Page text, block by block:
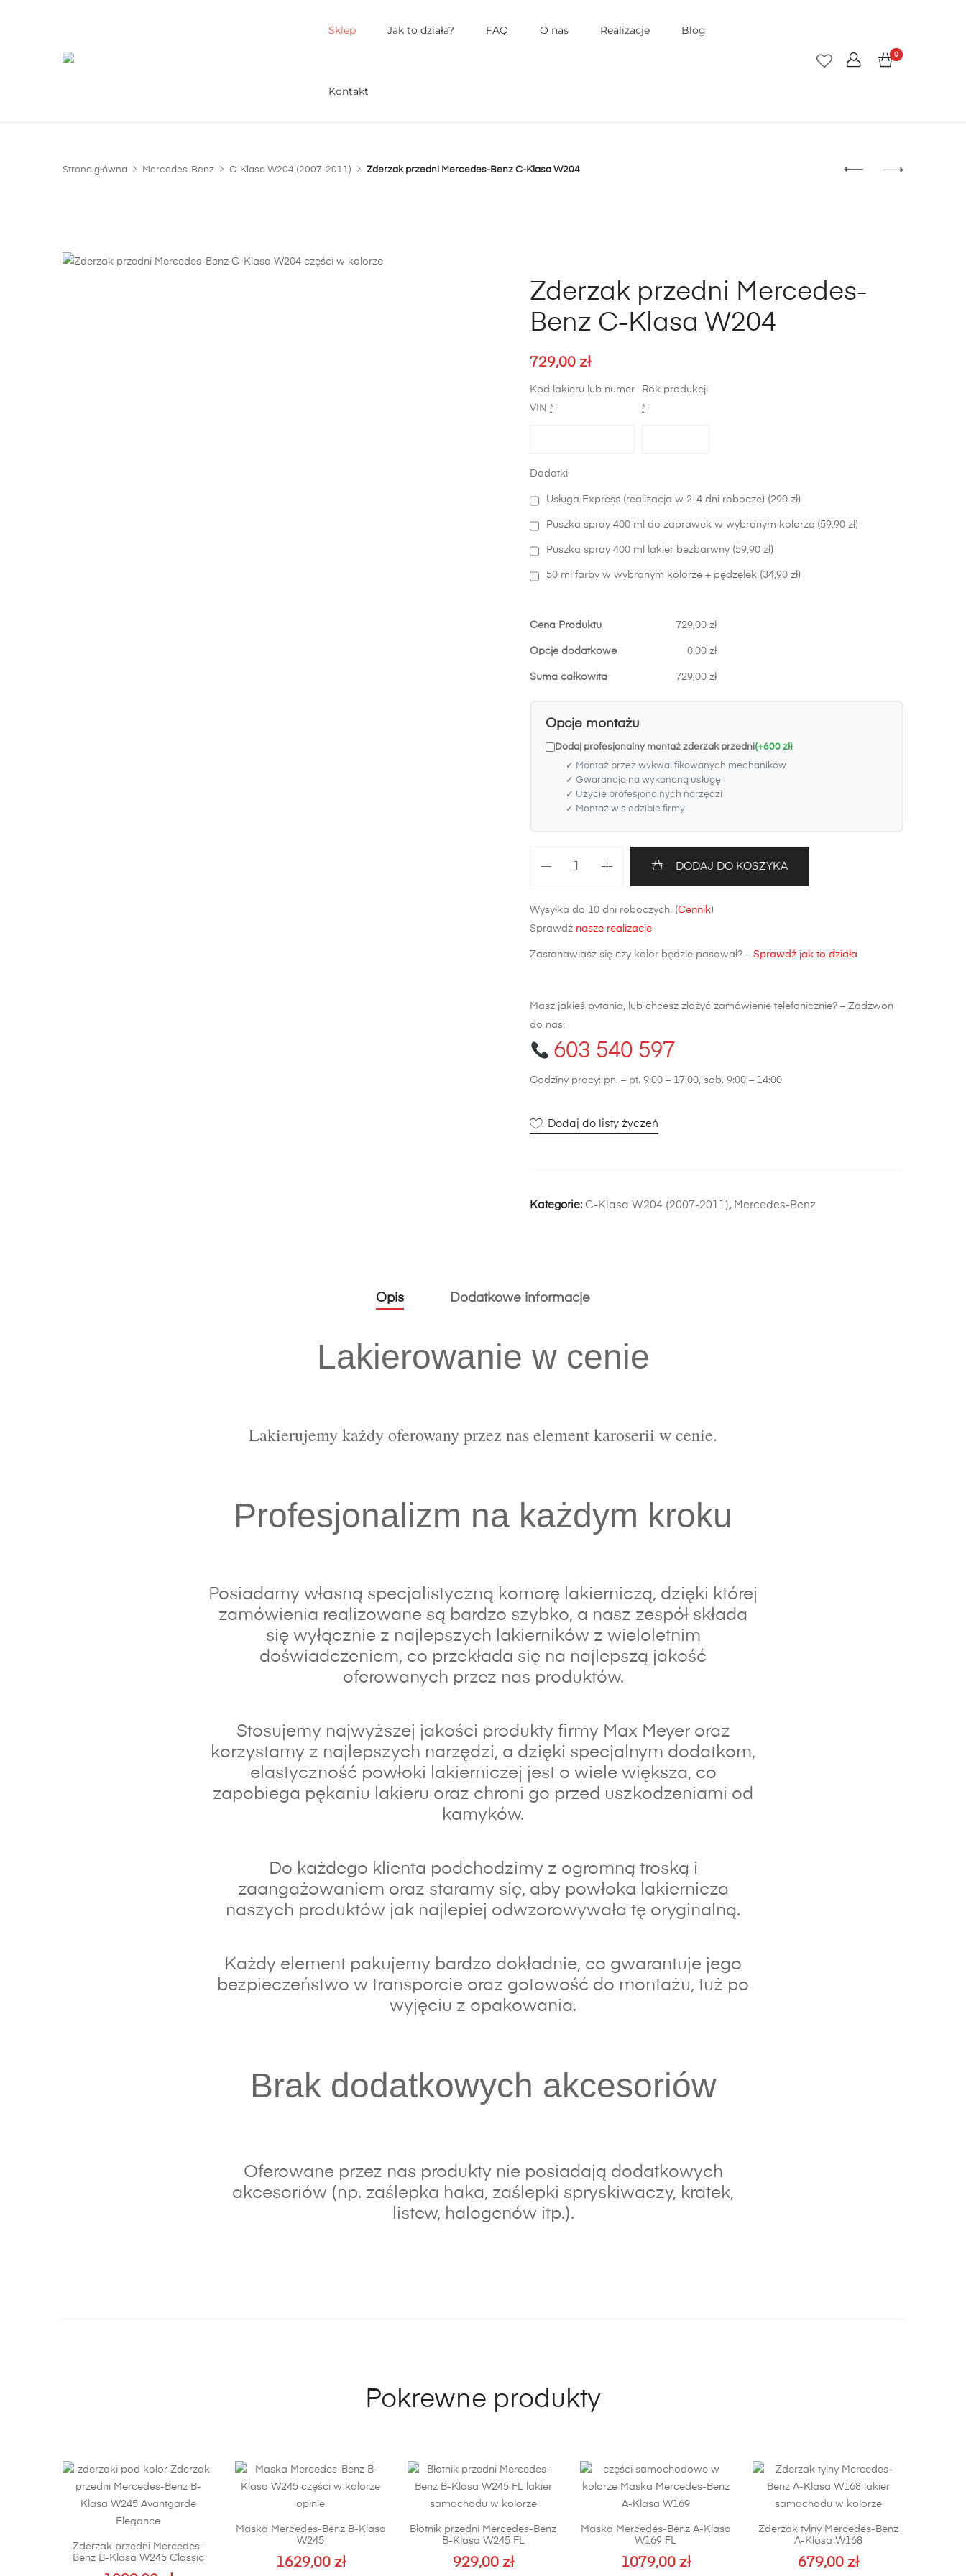
menuSklep Jak to działa? FAQ O nas Realizacje Blog
Kontakt
0
Strona główna Mercedes-Benz C-Klasa W204 (2007-2011) Zderzak przedni Mercedes-Benz C-Klasa W204
Zderzak przedni Mercedes-
Benz C-Klasa W204
729,00 zł
Kod lakieru lub numer
VIN *
Rok produkcji
*
Dodatki
Usługa Express (realizacja w 2-4 dni robocze) (290 zł)
Puszka spray 400 ml do zaprawek w wybranym kolorze (59,90 zł)
Puszka spray 400 ml lakier bezbarwny (59,90 zł)
50 ml farby w wybranym kolorze + pędzelek (34,90 zł)
Cena Produktu 729,00 zł
Opcje dodatkowe 0,00 zł
Suma całkowita 729,00 zł
Opcje montażu
Dodaj profesjonalny montaż zderzak przedni(+600 zł)
✓ Montaż przez wykwalifikowanych mechaników
✓ Gwarancja na wykonaną usługę
✓ Użycie profesjonalnych narzędzi
✓ Montaż w siedzibie firmy
Mercedes-
Benz
C-
DODAJ DO KOSZYKA
Wysyłka do 10 dni roboczych. (Cennik)
Sprawdź nasze realizacje
Zastanawiasz się czy kolor będzie pasował? – Sprawdź jak to działa
Masz jakieś pytania, lub chcesz złożyć zamówienie telefonicznie? – Zadzwoń
do nas:
603 540 597
Godziny pracy: pn. – pt. 9:00 – 17:00, sob. 9:00 – 14:00
Dodaj do listy życzeń
Kategorie: C-Klasa W204 (2007-2011), Mercedes-Benz
Opis Dodatkowe informacje
Lakierowanie w cenie
Lakierujemy każdy oferowany przez nas element karoserii w cenie.
Profesjonalizm na każdym kroku
Posiadamy własną specjalistyczną komorę lakierniczą, dzięki której
zamówienia realizowane są bardzo szybko, a nasz zespół składa
się wyłącznie z najlepszych lakierników z wieloletnim
doświadczeniem, co przekłada się na najlepszą jakość
oferowanych przez nas produktów.
Stosujemy najwyższej jakości produkty firmy Max Meyer oraz
korzystamy z najlepszych narzędzi, a dzięki specjalnym dodatkom,
elastyczność powłoki lakierniczej jest o wiele większa, co
zapobiega pękaniu lakieru oraz chroni go przed uszkodzeniami od
kamyków.
Do każdego klienta podchodzimy z ogromną troską i
zaangażowaniem oraz staramy się, aby powłoka lakiernicza
naszych produktów jak najlepiej odwzorowywała tę oryginalną.
Każdy element pakujemy bardzo dokładnie, co gwarantuje jego
bezpieczeństwo w transporcie oraz gotowość do montażu, tuż po
wyjęciu z opakowania.
Brak dodatkowych akcesoriów
Oferowane przez nas produkty nie posiadają dodatkowych
akcesoriów (np. zaślepka haka, zaślepki spryskiwaczy, kratek,
listew, halogenów itp.).
Pokrewne produkty
Zderzak przedni Mercedes-
Benz B-Klasa W245 Classic
Maska Mercedes-Benz B-Klasa
W245
1629,00 zł
Błotnik przedni Mercedes-Benz
B-Klasa W245 FL
929,00 zł
Maska Mercedes-Benz A-Klasa
W169 FL
1079,00 zł
Zderzak tylny Mercedes-Benz
A-Klasa W168
679,00 zł